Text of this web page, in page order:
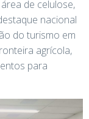
de celulose,
nacional
do turismo em
agrícola,
para